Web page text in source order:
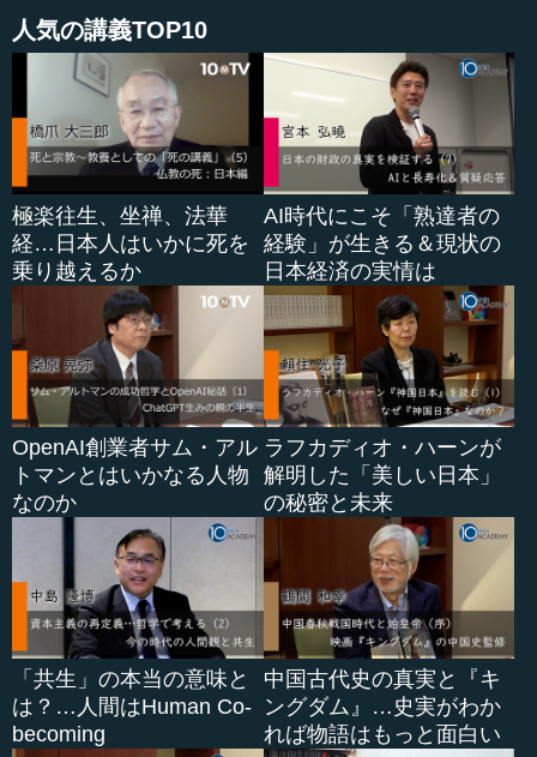
●アメリカ軍撤退後のシリアはどうなるのか、大きな
問題として浮上
ところが、トランプ大...
人気の講義TOP10
極楽往生、坐禅、法華
経…日本人はいかに死を
乗り越えるか
AI時代にこそ「熟達者の
経験」が生きる＆現状の
日本経済の実情は
OpenAI創業者サム・アル
トマンとはいかなる人物
なのか
ラフカディオ・ハーンが
解明した「美しい日本」
の秘密と未来
「共生」の本当の意味と
は？…人間はHuman Co-
becoming
中国古代史の真実と『キ
ングダム』…史実がわか
れば物語はもっと面白い